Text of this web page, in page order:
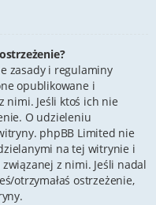
zasady i regulaminy
opublikowane i
nimi. Jeśli ktoś ich nie
O udzieleniu
phpBB Limited nie
na tej witrynie i
z nimi. Jeśli nadal
otrzymałaś ostrzeżenie,